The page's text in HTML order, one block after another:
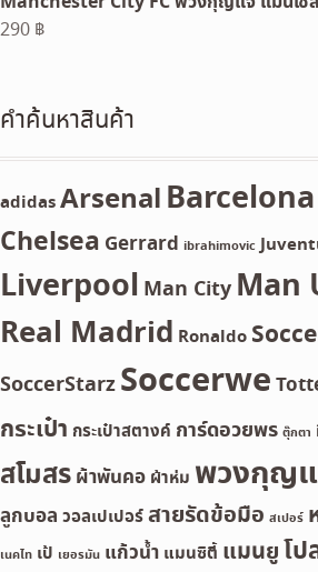
was:
60 ฿.
is:
290 ฿
คำค้นหาสินค้า
adidasArsenalBarcelona
Chelsea Gerrard ibrahimovic
Liverpool Man City Man
Real Madrid Ronaldo
SoccerStarzSoccerwe
กระเป๋า กระเป๋าสตางค์ การ์ดอวยพร ตุ๊กตา
สโมสร ผ้าพันคอ ผ้าห่ม พวงกุญ
ลูกบอล วอลเปเปอร์สายรัดข้อมือ สเปอร์
เนคไท เป้ เยอรมัน แก้วน้ำ แมนซิตี้ แมนยูโป